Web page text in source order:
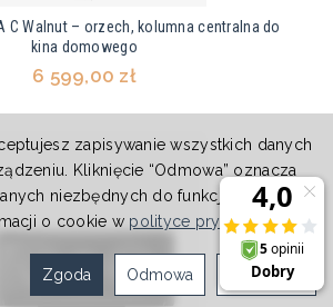
C Walnut – orzech, kolumna centralna do
kina domowego
6 599,00 zł
zapisywanie wszystkich danych
Kliknięcie “Odmowa” oznacza
niezbędnych do funkcjonowania
o cookie w polityce prywatności.
Ustawienia
Odmowa
Zgoda